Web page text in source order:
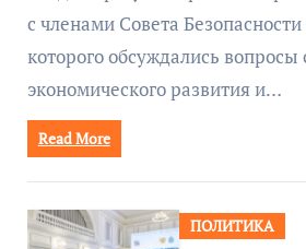
с членами Совета
которого обсуждались вопросы
экономического развития и…
Read More
ПОЛИТИКА